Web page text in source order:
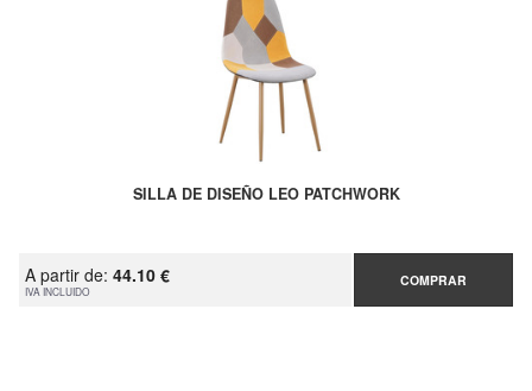
SILLA DE DISEÑO LEO PATCHWORK
A partir de: 44.10 €
IVA INCLUIDO
COMPRAR